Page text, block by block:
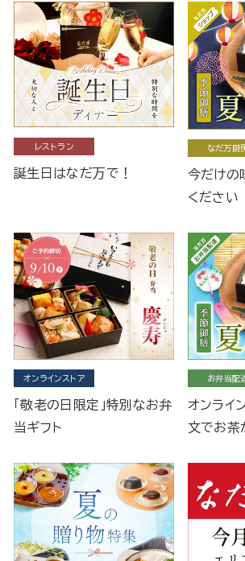
レストラン
誕生日はなだ万で！
なだ万厨
今だけの
ください
オンラインストア
「敬老の日限定」特別なお弁
当ギフト
お弁当配
オンライ
文でお茶